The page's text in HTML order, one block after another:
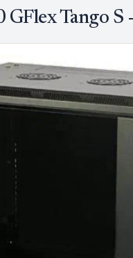
Tango S